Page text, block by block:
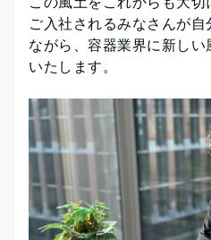
ご入社されるみなさんが
ながら、容器業界に新し
いたします。